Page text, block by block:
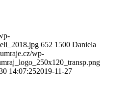
652 1500 Daniela
wp-
14:07:252019-11-27